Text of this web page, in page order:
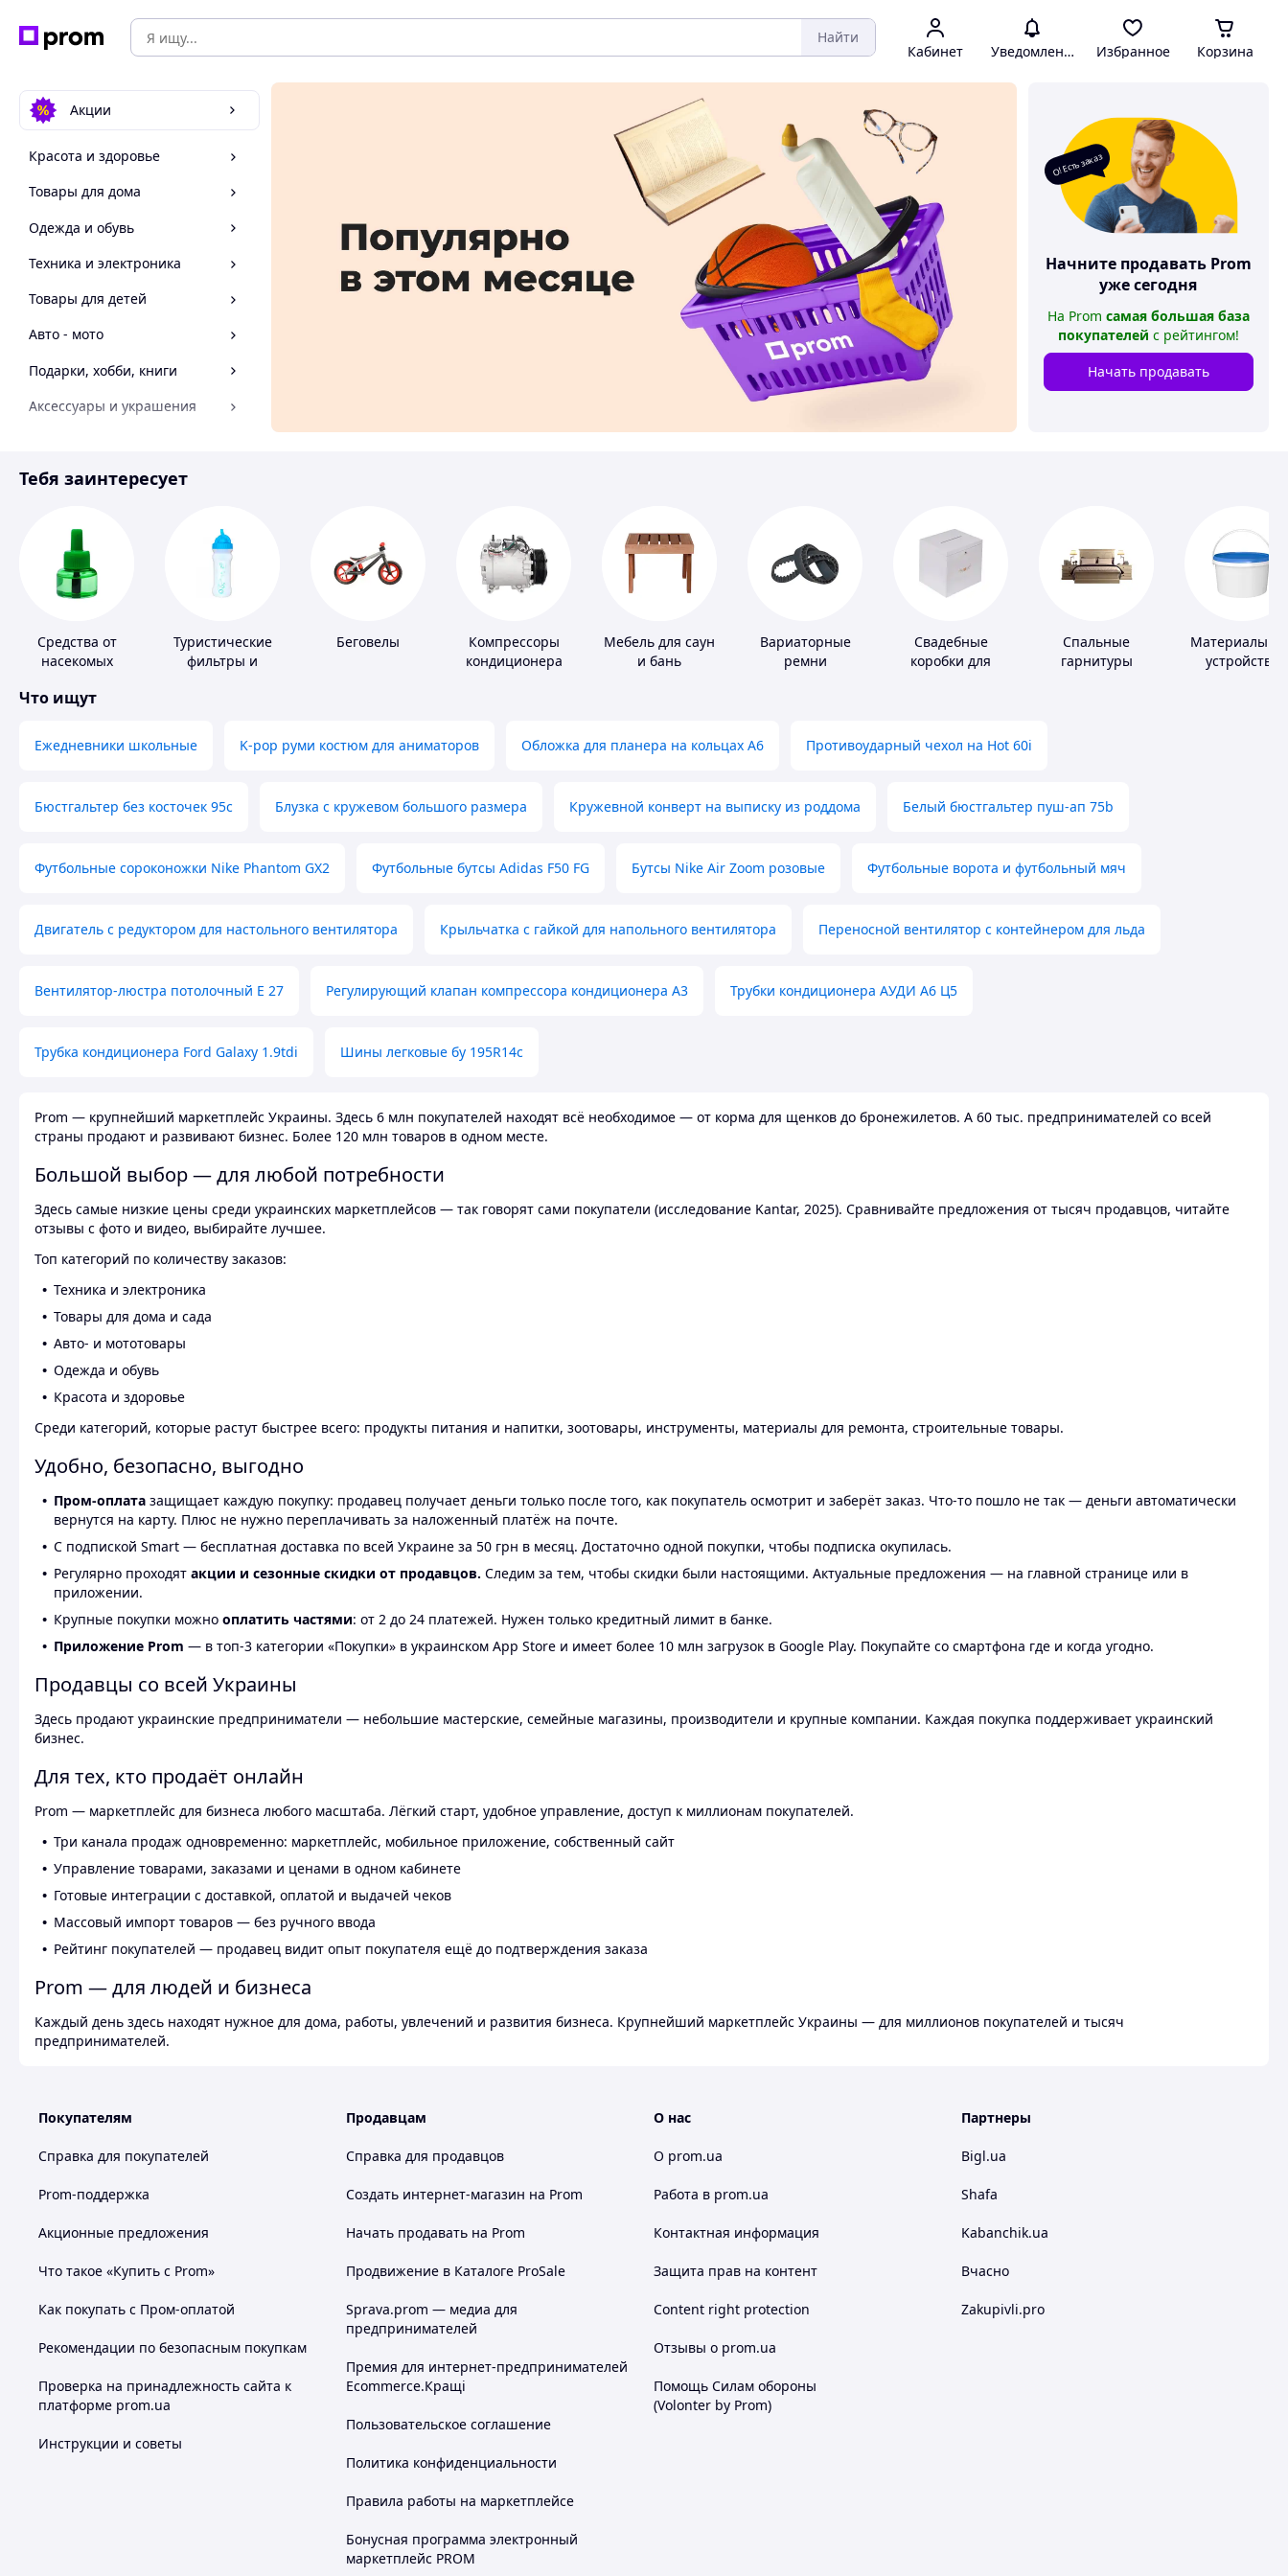
Найти
Кабинет Уведомления Избранное Корзина
Акции
Красота и здоровье
Товары для дома
Одежда и обувь
Техника и электроника
Товары для детей
Авто - мото
Подарки, хобби, книги
Аксессуары и украшения
Спорт и отдых
О! Есть заказ
Начните продавать Prom
уже сегодня
На Prom самая большая база
покупателей с рейтингом!
Начать продавать
Тебя заинтересует
Средства от
насекомых
Туристические
фильтры и
Беговелы
Компрессоры
кондиционера
Мебель для саун
и бань
Вариаторные
ремни
Свадебные
коробки для
Спальные
гарнитуры
Материалы
устройства
Что ищут
Ежедневники школьные K-pop руми костюм для аниматоров Обложка для планера на кольцах А6 Противоударный чехол на Hot 60i
Бюстгальтер без косточек 95с Блузка с кружевом большого размера Кружевной конверт на выписку из роддома Белый бюстгальтер пуш-ап 75b
Футбольные сороконожки Nike Phantom GX2 Футбольные бутсы Adidas F50 FG Бутсы Nike Air Zoom розовые Футбольные ворота и футбольный мяч
Двигатель с редуктором для настольного вентилятора Крыльчатка с гайкой для напольного вентилятора Переносной вентилятор с контейнером для льда
Вентилятор-люстра потолочный E 27 Регулирующий клапан компрессора кондиционера А3 Трубки кондиционера АУДИ А6 Ц5
Трубка кондиционера Ford Galaxy 1.9tdi Шины легковые бу 195R14c
Prom — крупнейший маркетплейс Украины. Здесь 6 млн покупателей находят всё необходимое — от корма для щенков до бронежилетов. А 60 тыс. предпринимателей со всей
страны продают и развивают бизнес. Более 120 млн товаров в одном месте.
Большой выбор — для любой потребности
Здесь самые низкие цены среди украинских маркетплейсов — так говорят сами покупатели (исследование Kantar, 2025). Сравнивайте предложения от тысяч продавцов, читайте
отзывы с фото и видео, выбирайте лучшее.
Топ категорий по количеству заказов:
Техника и электроника
Товары для дома и сада
Авто- и мототовары
Одежда и обувь
Красота и здоровье
Среди категорий, которые растут быстрее всего: продукты питания и напитки, зоотовары, инструменты, материалы для ремонта, строительные товары.
Удобно, безопасно, выгодно
Пром-оплата защищает каждую покупку: продавец получает деньги только после того, как покупатель осмотрит и заберёт заказ. Что-то пошло не так — деньги автоматически
вернутся на карту. Плюс не нужно переплачивать за наложенный платёж на почте.
С подпиской Smart — бесплатная доставка по всей Украине за 50 грн в месяц. Достаточно одной покупки, чтобы подписка окупилась.
Регулярно проходят акции и сезонные скидки от продавцов. Следим за тем, чтобы скидки были настоящими. Актуальные предложения — на главной странице или в
приложении.
Крупные покупки можно оплатить частями: от 2 до 24 платежей. Нужен только кредитный лимит в банке.
Приложение Prom — в топ-3 категории «Покупки» в украинском App Store и имеет более 10 млн загрузок в Google Play. Покупайте со смартфона где и когда угодно.
Продавцы со всей Украины
Здесь продают украинские предприниматели — небольшие мастерские, семейные магазины, производители и крупные компании. Каждая покупка поддерживает украинский
бизнес.
Для тех, кто продаёт онлайн
Prom — маркетплейс для бизнеса любого масштаба. Лёгкий старт, удобное управление, доступ к миллионам покупателей.
Три канала продаж одновременно: маркетплейс, мобильное приложение, собственный сайт
Управление товарами, заказами и ценами в одном кабинете
Готовые интеграции с доставкой, оплатой и выдачей чеков
Массовый импорт товаров — без ручного ввода
Рейтинг покупателей — продавец видит опыт покупателя ещё до подтверждения заказа
Prom — для людей и бизнеса
Каждый день здесь находят нужное для дома, работы, увлечений и развития бизнеса. Крупнейший маркетплейс Украины — для миллионов покупателей и тысяч
предпринимателей.
Покупателям
Справка для покупателей
Prom-поддержка
Акционные предложения
Что такое «Купить с Prom»
Как покупать с Пром-оплатой
Рекомендации по безопасным покупкам
Проверка на принадлежность сайта к
платформе prom.ua
Инструкции и советы
Продавцам
Справка для продавцов
Создать интернет-магазин на Prom
Начать продавать на Prom
Продвижение в Каталоге ProSale
Sprava.prom — медиа для
предпринимателей
Премия для интернет-предпринимателей
Ecommerce.Кращі
Пользовательское соглашение
Политика конфиденциальности
Правила работы на маркетплейсе
Бонусная программа электронный
маркетплейс PROM
О нас
О prom.ua
Работа в prom.ua
Контактная информация
Защита прав на контент
Content right protection
Отзывы о prom.ua
Помощь Силам обороны
(Volonter by Prom)
Партнеры
Bigl.ua
Shafa
Kabanchik.ua
Вчасно
Zakupivli.pro